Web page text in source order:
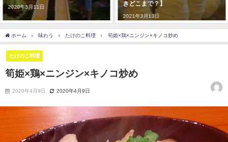
きどこまで？】
2021年3月13日 2020年5月15
ホーム 味わう たけのこ料理 筍姫×鶏×ニンジン×キノコ炒め
たけのこ料理
筍姫×鶏×ニンジン×キノコ炒め
2020年4月9日 2020年4月9日